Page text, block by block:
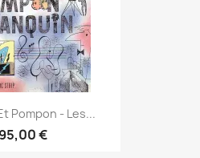
Pompon - Les...
€